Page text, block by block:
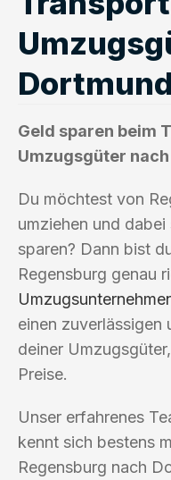
Dortmund
Geld sparen beim
Umzugsgüter
Du möchtest von
umziehen und
sparen? Dann bist
Regensburg genau
einen
deiner
Preise.
Unser erfahrenes
kennt sich bestens
Regensburg nach